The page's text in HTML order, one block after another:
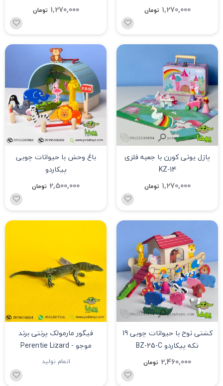
1,270,000 تومان 1,270,000 تومان
پازل یونی کورن با جعبه فلزی
KZ-14
1,270,000 تومان
باغ وحش با حیوانات چوبی
پیکاردو
2,500,000 تومان
کشتی نوح با حیوانات چوبی 19
تکه پیکاردو BZ-25-C
2,460,000 تومان
فیگور مارمولک پرنتی برند
موجو - Perentie Lizard
figure 381061
اتمام تولید